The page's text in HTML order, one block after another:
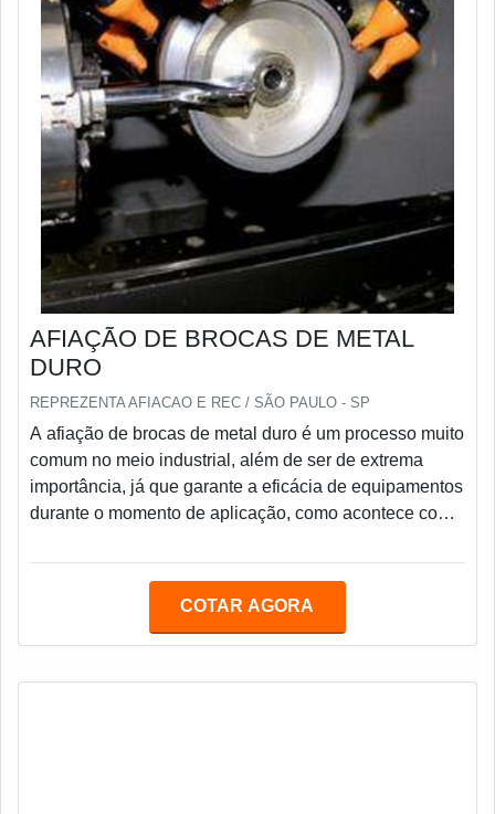
AFIAÇÃO DE BROCAS DE METAL
DURO
REPREZENTA AFIACAO E REC / SÃO PAULO - SP
A afiação de brocas de metal duro é um processo muito
comum no meio industrial, além de ser de extrema
importância, já que garante a eficácia de equipamentos
durante o momento de aplicação, como acontece com
afiação de brocas permite que a ferramenta possa ser
serviço de afiação de ferramentas na indústria,
COTAR AGORA